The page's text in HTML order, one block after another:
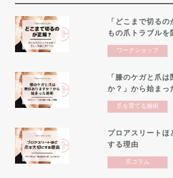
「どこまで切る
もの爪トラブル
ワークショップ
「膝のケガと爪
か？」から始まっ
爪を育てる施術
プロアスリートほ
する理由
爪コラム